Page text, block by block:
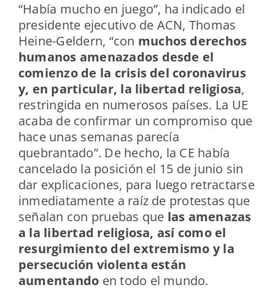
“Había mucho en juego”, ha indicado el
presidente ejecutivo de ACN, Thomas
Heine-Geldern, “con muchos derechos
humanos amenazados desde el
comienzo de la crisis del coronavirus
y, en particular, la libertad religiosa,
restringida en numerosos países. La UE
acaba de confirmar un compromiso que
hace unas semanas parecía
quebrantado”. De hecho, la CE había
cancelado la posición el 15 de junio sin
dar explicaciones, para luego retractarse
inmediatamente a raíz de protestas que
señalan con pruebas que las amenazas
a la libertad religiosa, así como el
resurgimiento del extremismo y la
persecución violenta están
aumentando en todo el mundo.